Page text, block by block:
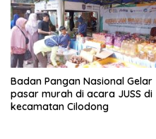
Badan Pangan Nasional Gelar
pasar murah di acara JUSS di
kecamatan Cilodong